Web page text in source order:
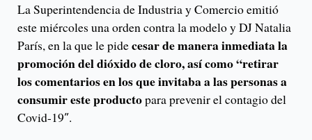
La Superintendencia de Industria y Comercio emitió
este miércoles una orden contra la modelo y DJ Natalia
París, en la que le pidecesar de manera inmediata la
promoción del dióxido de cloro, así como “retirar
los comentarios en los que invitaba a las personas a
consumir este productopara prevenir el contagio del
Covid-19″.